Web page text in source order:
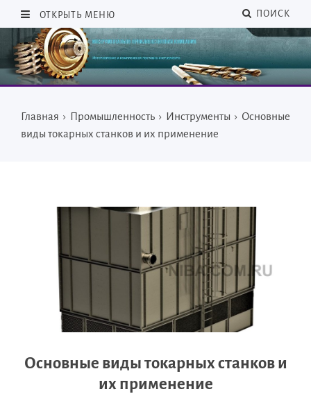
ОТКРЫТЬ МЕНЮ ПОИСК
Главная › Промышленность › Инструменты › Основные
виды токарных станков и их применение
Основные виды токарных станков и
их применение